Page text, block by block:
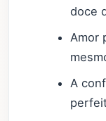
doce
Amor
A